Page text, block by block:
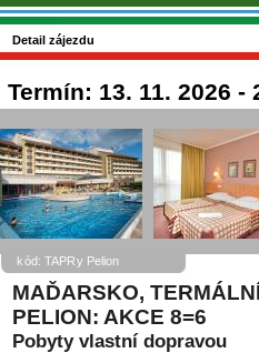
Detail zájezdu
Termín: 13. 11. 2026 -
kód: TAPRy Pelion
MAĎARSKO,
PELION: AKCE 8=6
Pobyty vlastní dopravou